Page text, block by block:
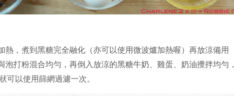
熱，煮到黑糖完全融化（亦可以使用微波爐加熱喔）再放涼備用
泡打粉混合均勻，再倒入放涼的黑糖牛奶、雞蛋、奶油攪拌均勻，
可以使用篩網過濾一次。